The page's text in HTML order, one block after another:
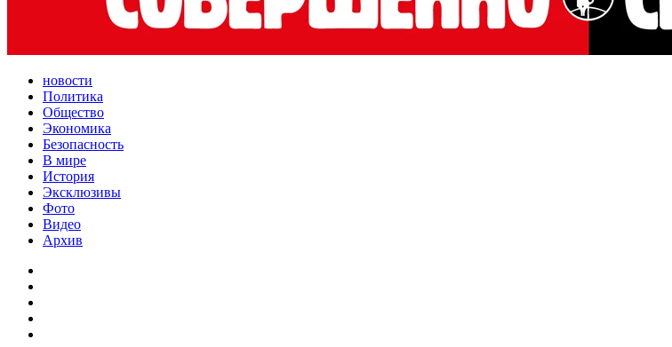
новости
Политика
Общество
Экономика
Безопасность
В мире
История
Эксклюзивы
Фото
Видео
Архив